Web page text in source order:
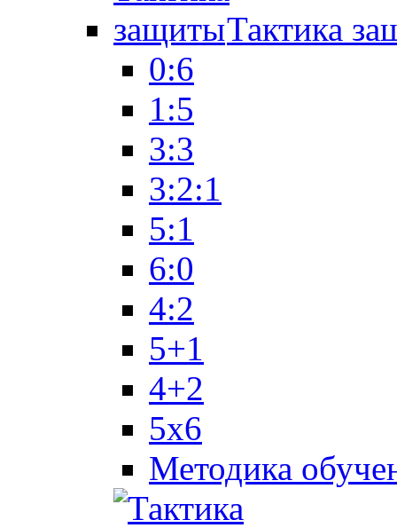
Тактика
0:6
1:5
3:3
3:2:1
5:1
6:0
4:2
5+1
4+2
5x6
Методика